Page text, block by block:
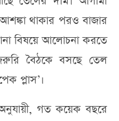
থাকার পরও বাজার
বিষয়ে আলোচনা করতে
বৈঠকে বসছে তেল
প্লাস’।
অনুযায়ী, গত কয়েক বছরে